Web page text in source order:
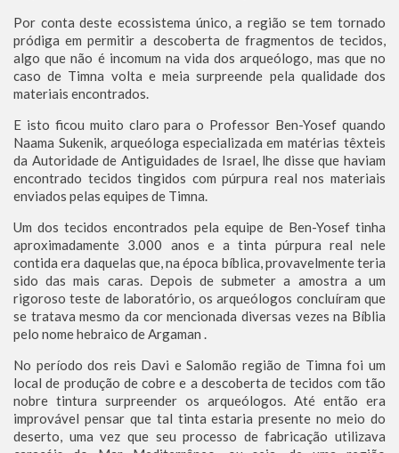
Por conta deste ecossistema único, a região se tem tornado
pródiga em permitir a descoberta de fragmentos de tecidos,
algo que não é incomum na vida dos arqueólogo, mas que no
caso de Timna volta e meia surpreende pela qualidade dos
materiais encontrados.
E isto ficou muito claro para o Professor Ben-Yosef quando
Naama Sukenik, arqueóloga especializada em matérias têxteis
da Autoridade de Antiguidades de Israel, lhe disse que haviam
encontrado tecidos tingidos com púrpura real nos materiais
enviados pelas equipes de Timna.
Um dos tecidos encontrados pela equipe de Ben-Yosef tinha
aproximadamente 3.000 anos e a tinta púrpura real nele
contida era daquelas que, na época bíblica, provavelmente teria
sido das mais caras. Depois de submeter a amostra a um
rigoroso teste de laboratório, os arqueólogos concluíram que
se tratava mesmo da cor mencionada diversas vezes na Bíblia
pelo nome hebraico de Argaman .
No período dos reis Davi e Salomão região de Timna foi um
local de produção de cobre e a descoberta de tecidos com tão
nobre tintura surpreender os arqueólogos. Até então era
improvável pensar que tal tinta estaria presente no meio do
deserto, uma vez que seu processo de fabricação utilizava